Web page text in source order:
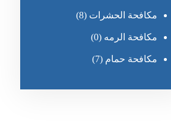
مكافحة الحشرات (8)
مكافحة الرمه (0)
مكافحة حمام (7)